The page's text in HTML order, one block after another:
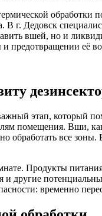
В г. Дедовск
вшей, но и
предотвращении её
этап, который
помещения. Вши,
обработать все
Продукты
и другие
временно